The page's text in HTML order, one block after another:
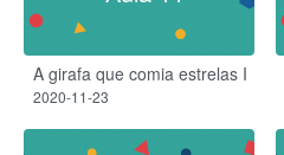
A girafa que comia estrelas I
2020-11-23